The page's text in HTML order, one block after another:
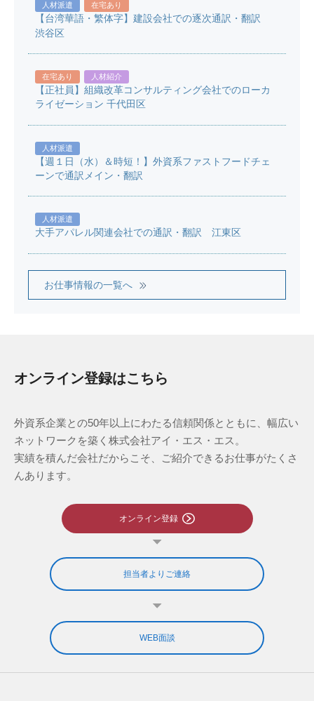
人材派遣 在宅あり
【台湾華語・繁体字】建設会社での逐次通訳・翻訳
渋谷区
在宅あり 人材紹介
【正社員】組織改革コンサルティング会社でのローカ
ライゼーション 千代田区
人材派遣
【週１日（水）＆時短！】外資系ファストフードチェ
ーンで通訳メイン・翻訳
人材派遣
大手アパレル関連会社での通訳・翻訳 江東区
お仕事情報の一覧へ
オンライン登録はこちら
外資系企業との50年以上にわたる信頼関係とともに、幅広い
ネットワークを築く株式会社アイ・エス・エス。
実績を積んだ会社だからこそ、ご紹介できるお仕事がたくさ
んあります。
オンライン登録
担当者よりご連絡
WEB面談